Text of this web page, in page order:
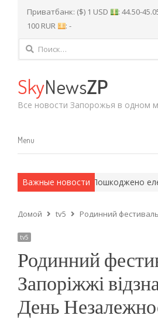
Приватбанк: ($) 1 USD : 44.50-
100 RUR
: -
Найти:
SkyNewsZP
Все новости Запорожья в одном
Menu
Menu
Важные новости
методы. Пошкоджено
Домой tv5 Родинний
tv5
Родинний
Запоріжжі
День